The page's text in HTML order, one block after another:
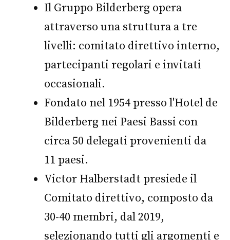
Il Gruppo Bilderberg opera
attraverso una struttura a tre
livelli: comitato direttivo interno,
partecipanti regolari e invitati
occasionali.
Fondato nel 1954 presso l'Hotel de
Bilderberg nei Paesi Bassi con
circa 50 delegati provenienti da
11 paesi.
Victor Halberstadt presiede il
Comitato direttivo, composto da
30-40 membri, dal 2019,
selezionando tutti gli argomenti e